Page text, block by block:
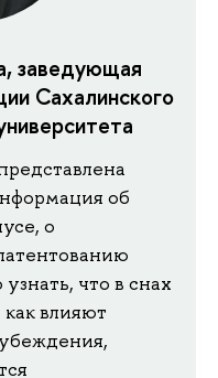
заведующая
Сахалинского
об
о
что в снах
влияют